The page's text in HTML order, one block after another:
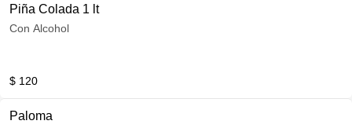
Piña Colada 1 lt
Con Alcohol
$ 120
Paloma